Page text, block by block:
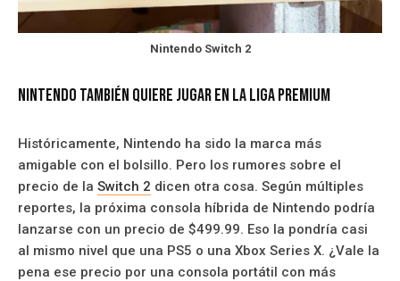
Nintendo Switch 2
Nintendo también quiere jugar en la liga premium
Históricamente, Nintendo ha sido la marca más
amigable con el bolsillo. Pero los rumores sobre el
precio de la Switch 2 dicen otra cosa. Según múltiples
reportes, la próxima consola híbrida de Nintendo podría
lanzarse con un precio de $499.99. Eso la pondría casi
al mismo nivel que una PS5 o una Xbox Series X. ¿Vale la
pena ese precio por una consola portátil con más